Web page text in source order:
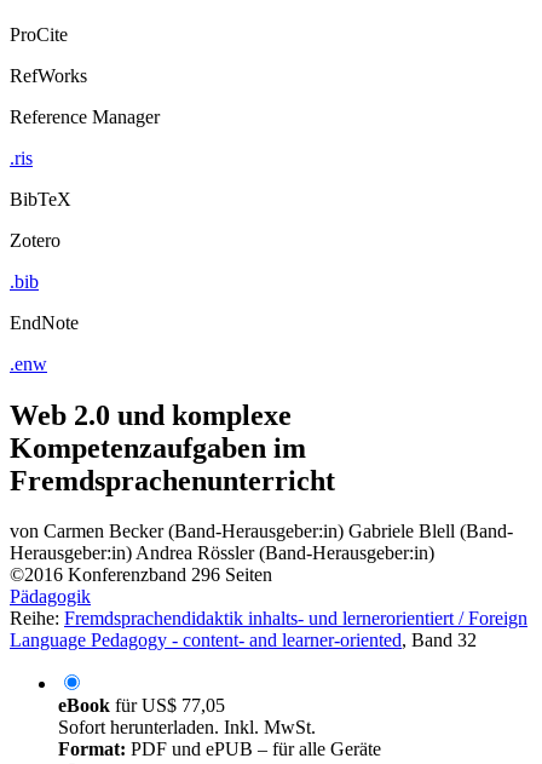
ProCite
RefWorks
Reference Manager
.ris
BibTeX
Zotero
.bib
EndNote
.enw
Web 2.0 und komplexe
Kompetenzaufgaben im
Fremdsprachenunterricht
von Carmen Becker (Band-Herausgeber:in) Gabriele Blell (Band-
Herausgeber:in)Andrea Rössler (Band-Herausgeber:in)
©2016 Konferenzband 296 Seiten
Pädagogik
Reihe: Fremdsprachendidaktik inhalts- und lernerorientiert / Foreign
Language Pedagogy - content- and learner-oriented, Band 32
eBook fürUS$ 77,05
Sofort herunterladen. Inkl. MwSt.
Format: PDF und ePUB – für alle Geräte